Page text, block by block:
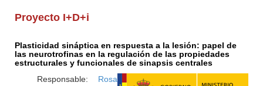
Proyecto I+D+i
Plasticidad sináptica en respuesta a la lesión: papel de
las neurotrofinas en la regulación de las propiedades
estructurales y funcionales de sinapsis centrales
Responsable: Rosa